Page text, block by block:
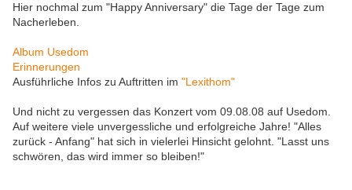
Hier nochmal zum "Happy Anniversary" die Tage der Tage zum
Nacherleben.
Album Usedom
Erinnerungen
Ausführliche Infos zu Auftritten im "Lexithom"
Und nicht zu vergessen das Konzert vom 09.08.08 auf Usedom.
Auf weitere viele unvergessliche und erfolgreiche Jahre! "Alles
zurück - Anfang" hat sich in vielerlei Hinsicht gelohnt. "Lasst uns
schwören, das wird immer so bleiben!"